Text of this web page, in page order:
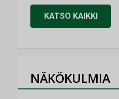
KATSO KAIKKI
NÄKÖKULMIA